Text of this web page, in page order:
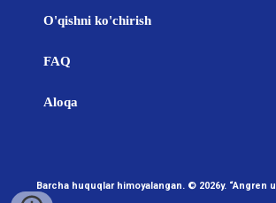
O'qishni ko'chirish
FAQ
Aloqa
Barcha huquqlar himoyalangan. © 2026y.“Angren u